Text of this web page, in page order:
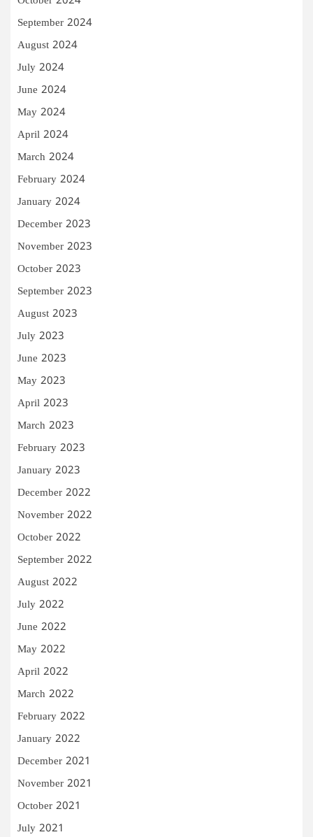
September 2024
August 2024
July 2024
June 2024
May 2024
April 2024
March 2024
February 2024
January 2024
December 2023
November 2023
October 2023
September 2023
August 2023
July 2023
June 2023
May 2023
April 2023
March 2023
February 2023
January 2023
December 2022
November 2022
October 2022
September 2022
August 2022
July 2022
June 2022
May 2022
April 2022
March 2022
February 2022
January 2022
December 2021
November 2021
October 2021
July 2021